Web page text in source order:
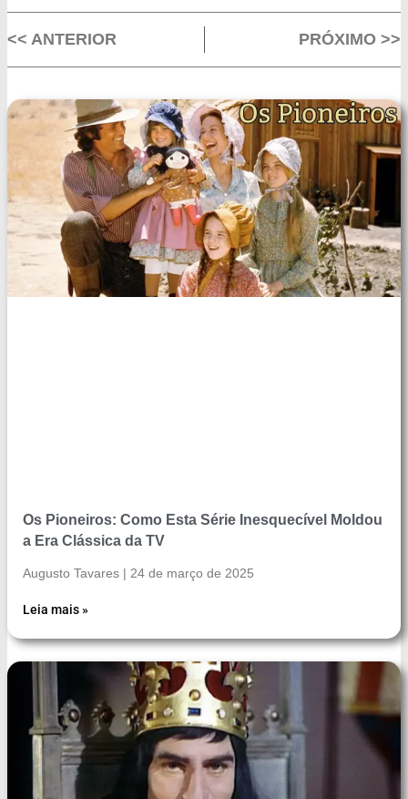
<< ANTERIOR PRÓXIMO >>
Os Pioneiros: Como Esta Série Inesquecível Moldou
a Era Clássica da TV
Augusto Tavares 24 de março de 2025
Leia mais »